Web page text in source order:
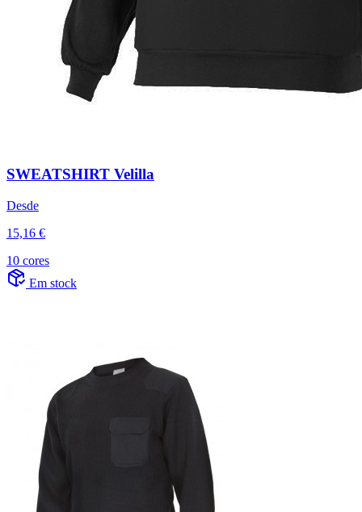
SWEATSHIRT Velilla
Desde
15,16 €
10 cores
Em stock